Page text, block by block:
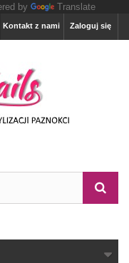
by Translate
Zaloguj się
Kontakt z nami